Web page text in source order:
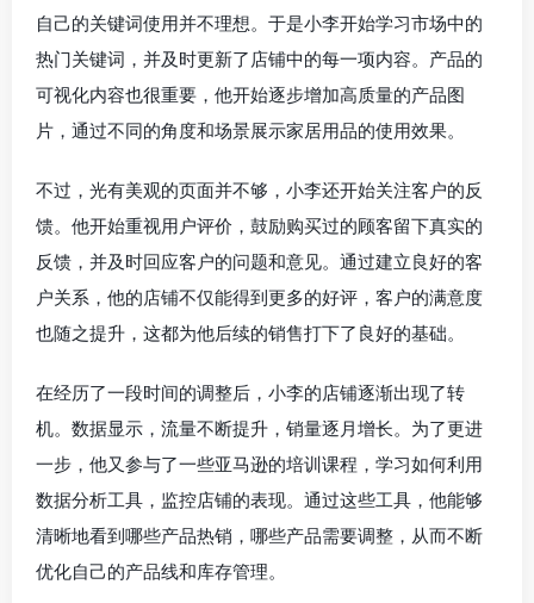
自己的关键词使用并不理想。于是小李开始学习市场中的
热门关键词，并及时更新了店铺中的每一项内容。产品的
可视化内容也很重要，他开始逐步增加高质量的产品图
片，通过不同的角度和场景展示家居用品的使用效果。
不过，光有美观的页面并不够，小李还开始关注客户的反
馈。他开始重视用户评价，鼓励购买过的顾客留下真实的
反馈，并及时回应客户的问题和意见。通过建立良好的客
户关系，他的店铺不仅能得到更多的好评，客户的满意度
也随之提升，这都为他后续的销售打下了良好的基础。
在经历了一段时间的调整后，小李的店铺逐渐出现了转
机。数据显示，流量不断提升，销量逐月增长。为了更进
一步，他又参与了一些亚马逊的培训课程，学习如何利用
数据分析工具，监控店铺的表现。通过这些工具，他能够
清晰地看到哪些产品热销，哪些产品需要调整，从而不断
优化自己的产品线和库存管理。